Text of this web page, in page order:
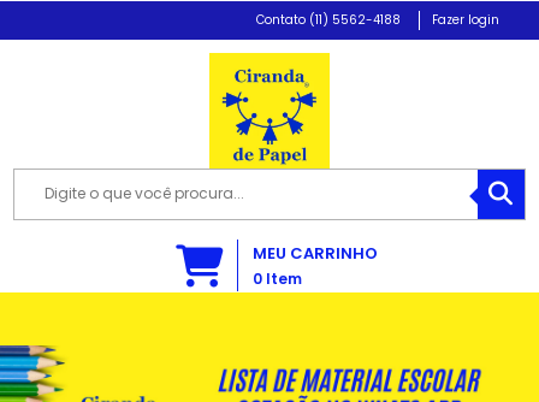
(11) 5562-4188 Fazer login
MEU CARRINHO
0 Item